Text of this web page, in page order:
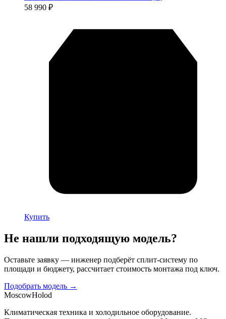
58 990 ₽
Купить
Не нашли подходящую модель?
Оставьте заявку — инженер подберёт сплит-систему по
площади и бюджету, рассчитает стоимость монтажа под ключ.
Подобрать модель →
MoscowHolod
Климатическая техника и холодильное оборудование.